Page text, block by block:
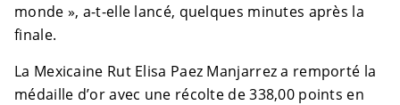
monde », a-t-elle lancé, quelques minutes après la
finale.
La Mexicaine Rut Elisa Paez Manjarrez a remporté la
médaille d’or avec une récolte de 338,00 points en